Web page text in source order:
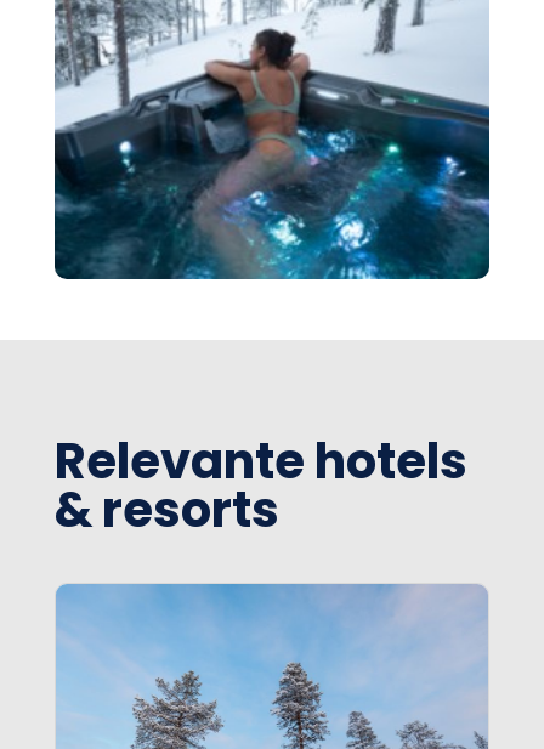
Relevante hotels
& resorts